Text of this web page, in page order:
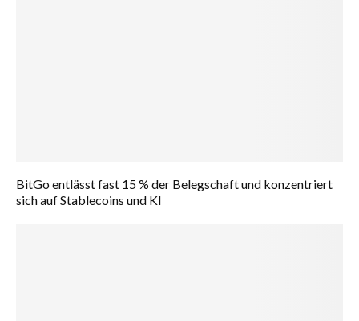
BitGo entlässt fast 15 % der Belegschaft und konzentriert
sich auf Stablecoins und KI